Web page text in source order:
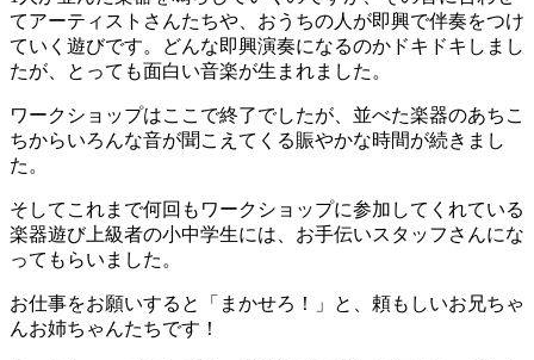
てアーティストさんたちや、おうちの人が即興で伴奏をつけ
ていく遊びです。どんな即興演奏になるのかドキドキしまし
たが、とっても面白い音楽が生まれました。
ワークショップはここで終了でしたが、並べた楽器のあちこ
ちからいろんな音が聞こえてくる賑やかな時間が続きまし
た。
そしてこれまで何回もワークショップに参加してくれている
楽器遊び上級者の小中学生には、お手伝いスタッフさんにな
ってもらいました。
お仕事をお願いすると「まかせろ！」と、頼もしいお兄ちゃ
んお姉ちゃんたちです！